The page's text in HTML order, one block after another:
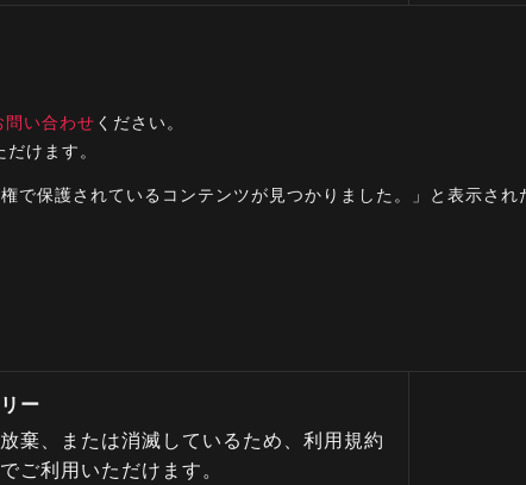
問い合わせ ください。
けます。
保護されているコンテンツが見つかりました。」と表示さ
ー
棄、または消滅しているため、利用規約
ご利用いただけます。